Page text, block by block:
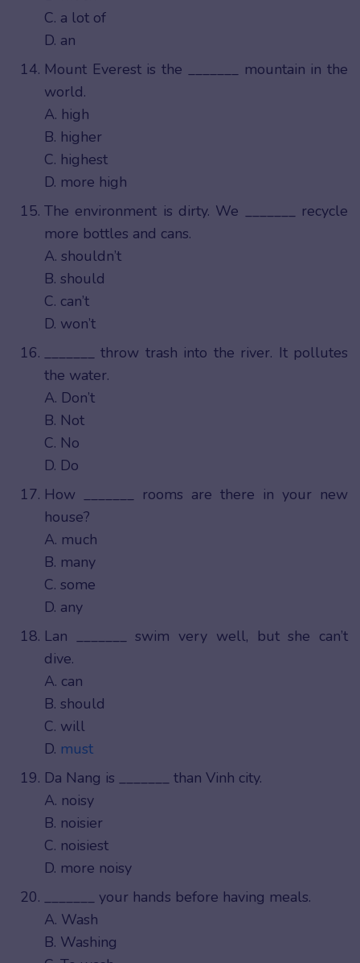
C. a lot of
D. an
Mount Everest is the _______ mountain in the
world.
A. high
B. higher
C. highest
D. more high
The environment is dirty. We _______ recycle
more bottles and cans.
A. shouldn’t
B. should
C. can’t
D. won’t
_______ throw trash into the river. It pollutes
the water.
A. Don’t
B. Not
C. No
D. Do
How _______ rooms are there in your new
house?
A. much
B. many
C. some
D. any
Lan _______ swim very well, but she can’t
dive.
A. can
B. should
C. will
D. must
Da Nang is _______ than Vinh city.
A. noisy
B. noisier
C. noisiest
D. more noisy
_______ your hands before having meals.
A. Wash
B. Washing